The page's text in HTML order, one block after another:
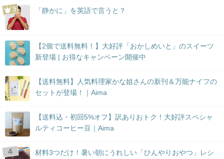
「静かに」を英語で言うと？
【2個で送料無料！】大好評「おかしめいと」のスイーツ
新登場 | お得なキャンペーン開催中
【送料無料】人気料理家かな姐さんの新刊＆万能ナイフの
セットが登場！｜Aima
【送料込・初回5%オフ】訳ありおトク！大好評スペシャ
ルティコーヒー豆｜Aima
材料3つだけ！暑い朝にうれしい「ひんやりおやつ」レシ